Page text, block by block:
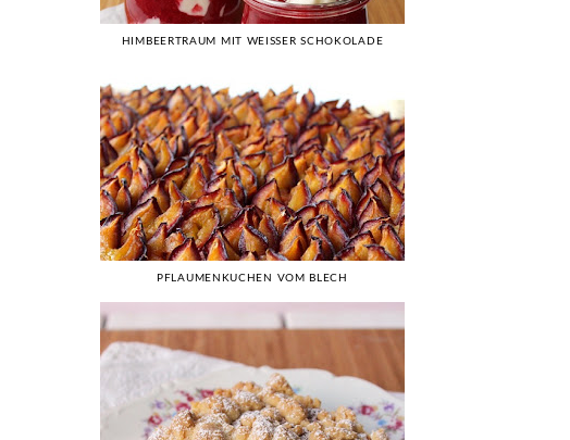
HIMBEERTRAUM MIT WEISSER SCHOKOLADE
PFLAUMENKUCHEN VOM BLECH